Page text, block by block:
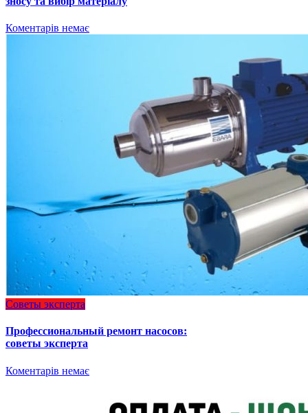
Коментарів немає
Советы эксперта
Профессиональный ремонт насосов:
советы эксперта
Коментарів немає